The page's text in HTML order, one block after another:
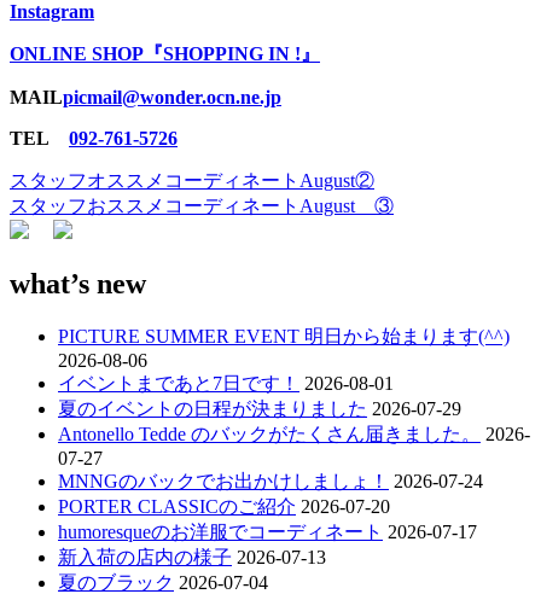
Instagram
ONLINE SHOP『SHOPPING IN !』
MAILpicmail@wonder.ocn.ne.jp
TEL
092-761-5726
投
稿
ビ
スタッフオススメコーディネートAugust②
スタッフおススメコーディネートAugust ③
what’s new
PICTURE SUMMER EVENT 明日から始まります(^^)
2026-08-06
イベントまであと7日です！
2026-08-01
夏のイベントの日程が決まりました 2026-07-29
Antonello Tedde のバックがたくさん届きました。
2026-
07-27
MNNGのバックでお出かけしましょ！
2026-07-24
PORTER CLASSICのご紹介 2026-07-20
humoresqueのお洋服でコーディネート 2026-07-17
新入荷の店内の様子 2026-07-13
夏のブラック 2026-07-04